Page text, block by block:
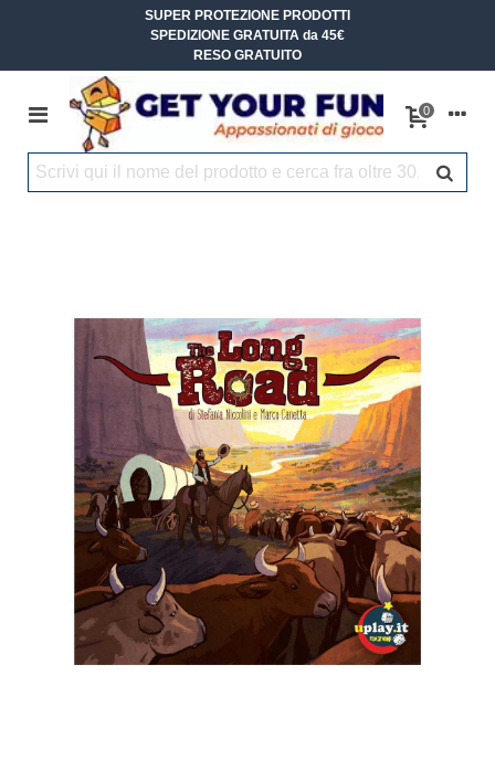
SUPER PROTEZIONE PRODOTTI
SPEDIZIONE GRATUITA da 45€
RESO GRATUITO
0